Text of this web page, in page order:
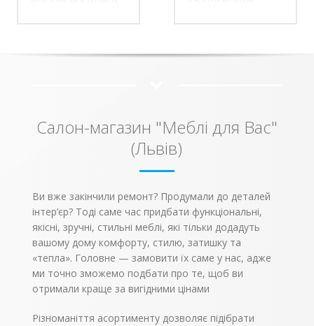
місткі ніші для
оббивки, які
представлені в
системи Тоскана
наповнять її теплом та
затишком. Завдяки
зручність, комфорт та
ніжність. В ціну не
входить дзеркало.
склом, а верхні секції
Салон-магазин "Меблі для Вас"
(Львів)
Ви вже закінчили ремонт? Продумали до деталей
інтер’єр? Тоді саме час придбати функціональні,
якісні, зручні, стильні меблі, які тільки додадуть
вашому дому комфорту, стилю, затишку та
«тепла». Головне — замовити їх саме у нас, адже
ми точно зможемо подбати про те, щоб ви
отримали краще за вигідними цінами
Різноманіття асортименту дозволяє підібрати